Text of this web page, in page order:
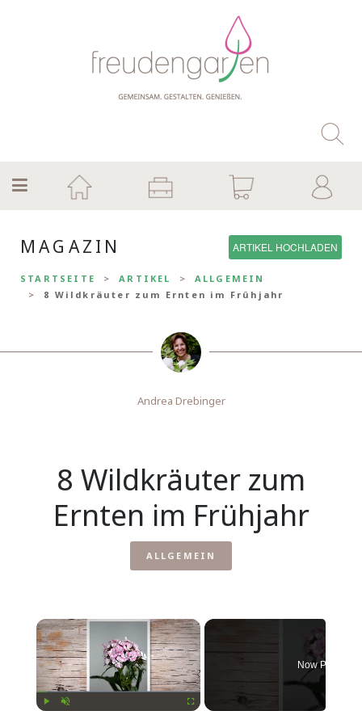
MAGAZIN ARTIKEL HOCHLADEN
STARTSEITE ARTIKEL
ALLGEMEIN
8 Wildkräuter zum Ernten im Frühjahr
Andrea Drebinger
8 Wildkräuter zum
Ernten im Frühjahr
ALLGEMEIN
×
Now Playing